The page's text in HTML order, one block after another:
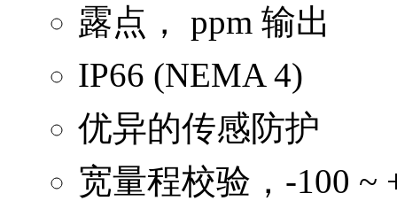
露点， ppm 输出
IP66 (NEMA 4)
优异的传感防护
宽量程校验，-100 ~